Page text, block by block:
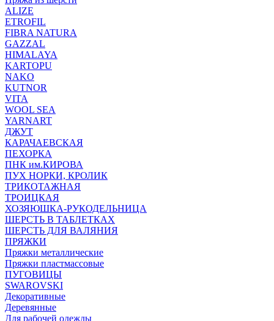
ALIZE
ETROFIL
FIBRA NATURA
GAZZAL
HIMALAYA
KARTOPU
NAKO
KUTNOR
VITA
WOOL SEA
YARNART
ДЖУТ
КАРАЧАЕВСКАЯ
ПЕХОРКА
ПНК им.КИРОВА
ПУХ НОРКИ, КРОЛИК
ТРИКОТАЖНАЯ
ТРОИЦКАЯ
ХОЗЯЮШКА-РУКОДЕЛЬНИЦА
ШЕРСТЬ В ТАБЛЕТКАХ
ШЕРСТЬ ДЛЯ ВАЛЯНИЯ
ПРЯЖКИ
Пряжки металлические
Пряжки пластмассовые
ПУГОВИЦЫ
SWAROVSKI
Декоративные
Деревянные
Для рабочей одежды